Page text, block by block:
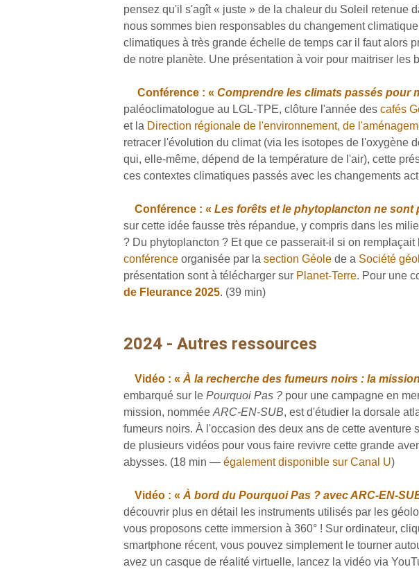
pensez qu'il s'agît « juste » de la chaleur du Soleil retenue
nous sommes bien responsables du changement
climatiques à très grande échelle de temps car il faut alors
de notre planète. Une présentation à voir pour maitriser
Conférence : « Comprendre les climats passés pour
paléoclimatologue au LGL-TPE, clôture l'année des cafés
et la Direction régionale de l'environnement, de
retracer l'évolution du climat (via les isotopes de l'oxygène
qui, elle-même, dépend de la température de l'air), cette
ces contextes climatiques passés avec les changements
Conférence : « Les forêts et le phytoplancton ne sont
sur cette idée fausse très répandue, y compris dans les
? Du phytoplancton ? Et que ce passerait-il si on
conférenceorganisée par la section Géolede a Société
présentation sont à télécharger sur Planet-Terre. Pour une
de Fleurance 2025. (39 min)
2024 - Autres ressources
Vidéo : « À la recherche des fumeurs noirs : la
embarqué sur le Pourquoi Pas ?pour une campagne en
mission, nommée ARC-EN-SUB, est d'étudier la dorsale
fumeurs noirs. À l'occasion des deux ans de cette aventure
de plusieurs vidéos pour vous faire revivre cette grande
abysses. (18 min — également disponible sur Canal U)
Vidéo : « À bord du Pourquoi Pas ? avec ARC-EN-
découvrir plus en détail les instruments utilisés par les
vous proposons cette immersion à 360° ! Sur ordinateur,
smartphone récent, vous pouvez simplement le tourner
avez un casque de réalité virtuelle, lancez la vidéo via